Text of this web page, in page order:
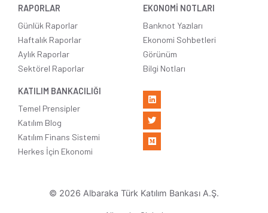
RAPORLAR
Günlük Raporlar
Haftalık Raporlar
Aylık Raporlar
Sektörel Raporlar
EKONOMİ NOTLARI
Banknot Yazıları
Ekonomi Sohbetleri
Görünüm
Bilgi Notları
KATILIM BANKACILIĞI
Temel Prensipler
Katılım Blog
Katılım Finans Sistemi
Herkes İçin Ekonomi
© 2026 Albaraka Türk Katılım Bankası A.Ş.